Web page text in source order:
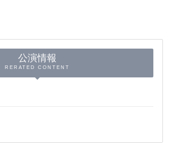
公演情報
RERATED CONTENT